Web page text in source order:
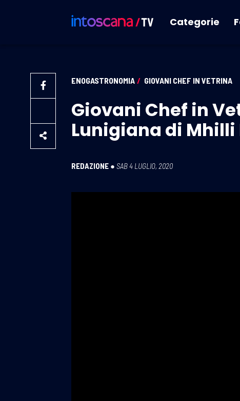
Categorie
ENOGASTRONOMIA / GIOVANI CHEF IN VETRINA
Giovani Chef in
Lunigiana di Mhilli
REDAZIONE ● SAB 4 LUGLIO, 2020